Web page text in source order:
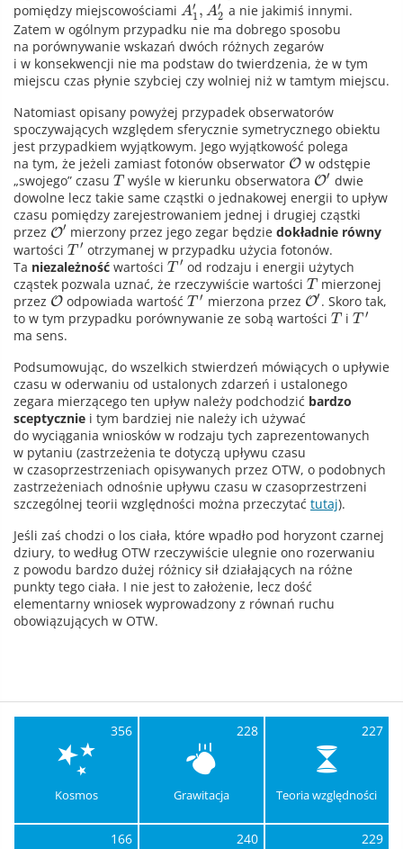
pomiędzy miejscowościami A′
1, A′
2 a nie jakimiś innymi.
Zatem w ogólnym przypadku nie ma dobrego sposobu
na porównywanie wskazań dwóch różnych zegarów
i w konsekwencji nie ma podstaw do twierdzenia, że w tym
miejscu czas płynie szybciej czy wolniej niż w tamtym miejscu.
Natomiast opisany powyżej przypadek obserwatorów
spoczywających względem sferycznie symetrycznego obiektu
jest przypadkiem wyjątkowym. Jego wyjątkowość polega
na tym, że jeżeli zamiast fotonów obserwator O w odstępie
„swojego” czasu T wyśle w kierunku obserwatora O′ dwie
dowolne lecz takie same cząstki o jednakowej energii to upływ
czasu pomiędzy zarejestrowaniem jednej i drugiej cząstki
przez O′ mierzony przez jego zegar będziedokładnie równy
wartości T ′ otrzymanej w przypadku użycia fotonów.
Ta niezależność wartości T ′ od rodzaju i energii użytych
cząstek pozwala uznać, że rzeczywiście wartości T mierzonej
przez O odpowiada wartośćT ′ mierzona przez O′ . Skoro tak,
to w tym przypadku porównywanie ze sobą wartości T iT ′
ma sens.
Podsumowując, do wszelkich stwierdzeń mówiących o upływie
czasu w oderwaniu od ustalonych zdarzeń i ustalonego
zegara mierzącego ten upływ należy podchodzić bardzo
sceptycznie i tym bardziej nie należy ich używać
do wyciągania wniosków w rodzaju tych zaprezentowanych
w pytaniu (zastrzeżenia te dotyczą upływu czasu
w czasoprzestrzeniach opisywanych przez OTW, o podobnych
zastrzeżeniach odnośnie upływu czasu w czasoprzestrzeni
szczególnej teorii względności można przeczytać tutaj).
Jeśli zaś chodzi o los ciała, które wpadło pod horyzont czarnej
dziury, to według OTW rzeczywiście ulegnie ono rozerwaniu
z powodu bardzo dużej różnicy sił działających na różne
punkty tego ciała. I nie jest to założenie, lecz dość
elementarny wniosek wyprowadzony z równań ruchu
obowiązujących w OTW.
356
Kosmos
228
Grawitacja
227
Teoria względności
166 240 229